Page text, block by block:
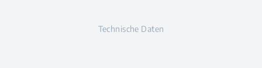
Technische Daten